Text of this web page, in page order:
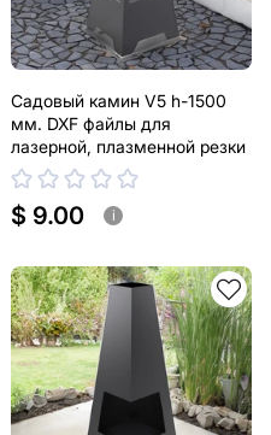
Садовый камин V5 h-1500
мм. DXF файлы для
лазерной, плазменной резки
$ 9.00 i